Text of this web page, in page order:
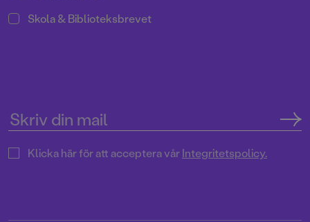
Skola & Biblioteksbrevet
Klicka här för att acceptera vårIntegritetspolicy.